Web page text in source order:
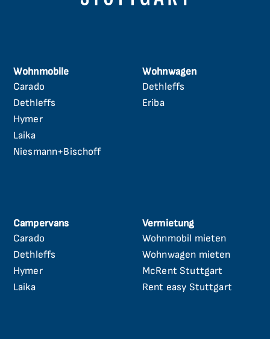
Wohnmobile
Navigation
überspringen
Carado
Dethleffs
Hymer
Laika
Niesmann+Bischoff
Wohnwagen
Navigation
überspringen
Dethleffs
Eriba
Campervans
Navigation
überspringen
Carado
Dethleffs
Hymer
Laika
Vermietung
Navigation
überspringen
Wohnmobil mieten
Wohnwagen mieten
McRent Stuttgart
Rent easy Stuttgart